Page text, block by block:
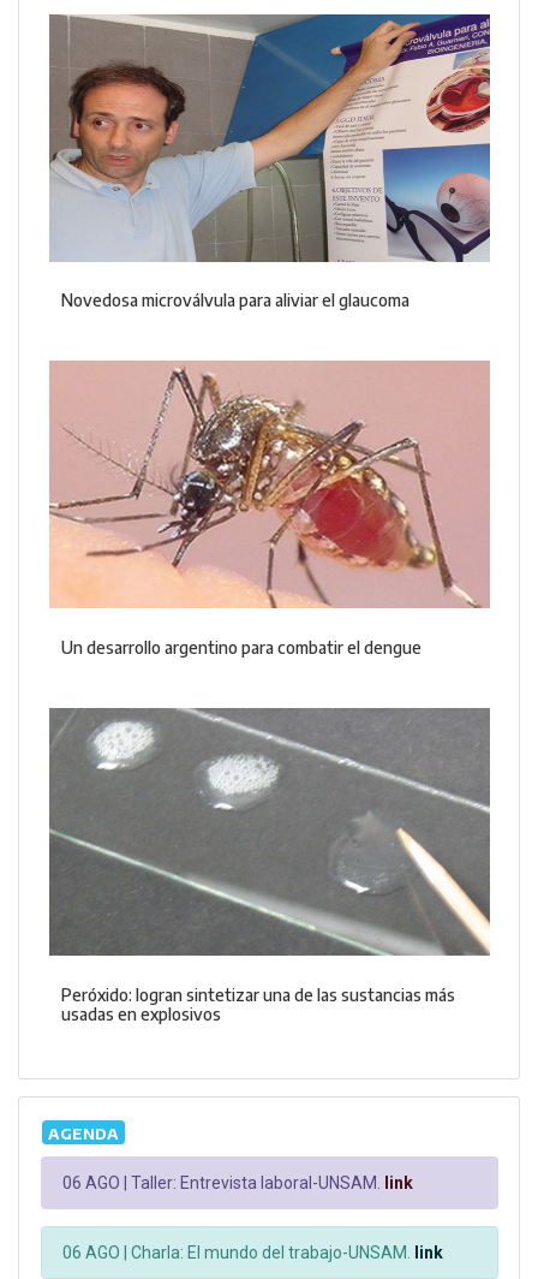
Novedosa microválvula para aliviar el glaucoma
Un desarrollo argentino para combatir el dengue
Peróxido: logran sintetizar una de las sustancias más
usadas en explosivos
AGENDA
06 AGO | Taller: Entrevista laboral-UNSAM. link
06 AGO | Charla: El mundo del trabajo-UNSAM. link